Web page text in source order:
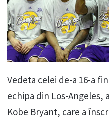
Vedeta celei de-a 16-a
echipa din Los-
Kobe Bryant, care a